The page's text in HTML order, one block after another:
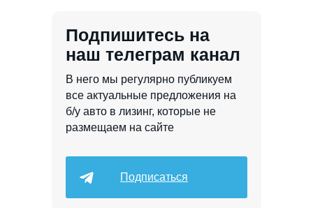
В него мы регулярно публикуем
все актуальные предложения на
б/у авто в лизинг, которые не
размещаем на сайте
Подписаться
Подпишитесь на
наш телеграм канал